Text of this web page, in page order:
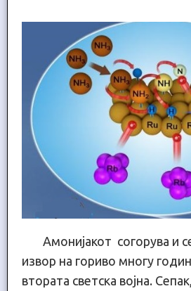
Амонијакот согорува и
извор на гориво многу
втората светска војна.